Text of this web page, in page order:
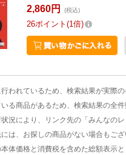
2,860円 (税込)
26ポイント 1倍
われているため、検索結果が実際
る商品があるため、検索結果の全
況により、リンク先の「みんなの
は、お探しの商品がない場合もご
体価格と消費税を含めた総額表示